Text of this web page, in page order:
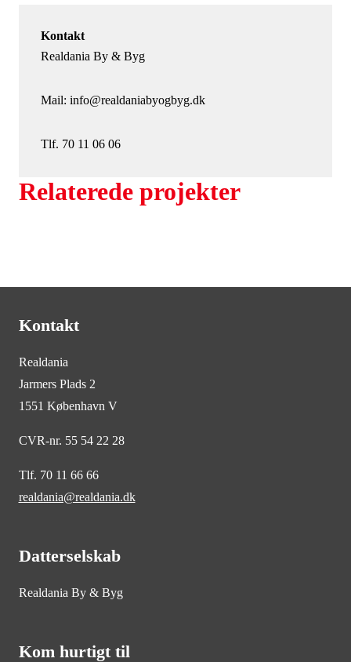
Kontakt
Realdania By & Byg
Mail: info@realdaniabyogbyg.dk
Tlf. 70 11 06 06
Relaterede projekter
Kontakt
Realdania
Jarmers Plads 2
1551 København V
CVR-nr. 55 54 22 28
Tlf. 70 11 66 66
realdania@realdania.dk
Datterselskab
Realdania By & Byg
Kom hurtigt til